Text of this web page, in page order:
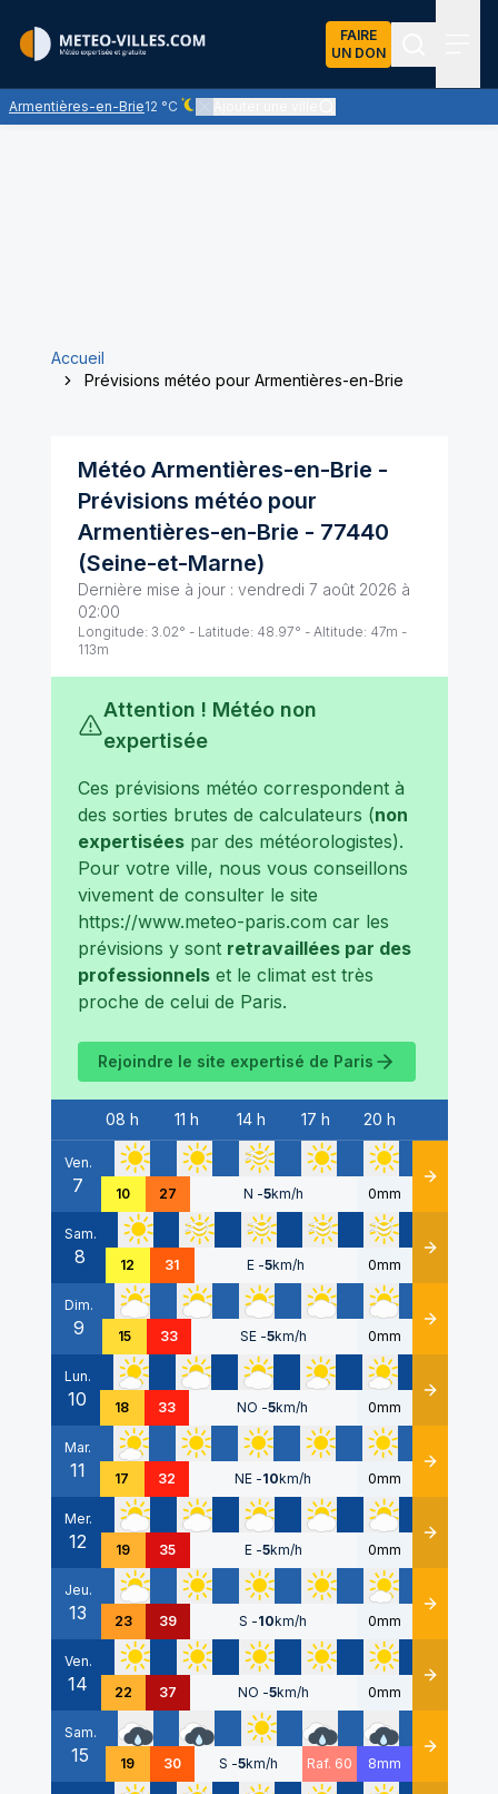
FAIRE
UN DON
Armentières-en-Brie12 °C
Ciel dégagé - quasiment pas de nuages
Accueil
Prévisions météo pour Armentières-en-Brie
Météo Armentières-en-Brie -
Prévisions météo pour
Armentières-en-Brie - 77440
(Seine-et-Marne)
Dernière mise à jour : vendredi 7 août 2026 à
02:00
Longitude: 3.02° - Latitude: 48.97° - Altitude: 47m -
113m
Attention ! Météo non
expertisée
Ces prévisions météo correspondent à
des sorties brutes de calculateurs (non
expertiséespar des météorologistes).
Pour votre ville, nous vous conseillons
vivement de consulter le site
https://www.meteo-paris.com car les
prévisions y sont retravaillées par des
professionnelset le climat est très
proche de celui de Paris.
Rejoindre le site expertisé de Paris
Date
08 h 11 h 14 h 17 h 20 h
Ven.
7 10 27 N -5km/h 0mm Détails
Sam.
8 12 31 E -5km/h 0mm Détails
Dim.
9 15 33 SE -5km/h 0mm Détails
Lun.
10 18 33 NO -5km/h 0mm Détails
Mar.
11 17 32 NE -10km/h 0mm Détails
Mer.
12 19 35 E -5km/h 0mm Détails
Jeu.
13 23 39 S -10km/h 0mm Détails
Ven.
14 22 37 NO -5km/h 0mm Détails
Sam.
15 19 30 S -5km/h Raf. 60 8mm Détails